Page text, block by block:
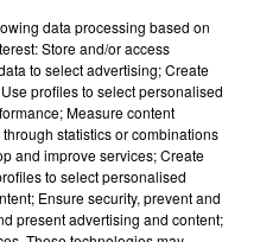
son rapport annuel sur
prouvent que la
n'est pas
générosité cette fin de
data processing based on
Store and/or access
to select advertising; Create
profiles to select personalised
Measure content
statistics or combinations
and improve services; Create
to select personalised
Ensure security, prevent and
present advertising and content;